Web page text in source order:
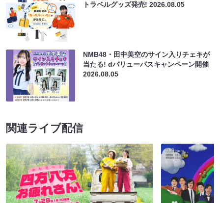
トラベルグッズ発売!2026.08.05
NMB48・田中美空のサイン入りチェキが
当たる! dバリューパスキャンペーン開催
2026.08.05
関連ライブ配信